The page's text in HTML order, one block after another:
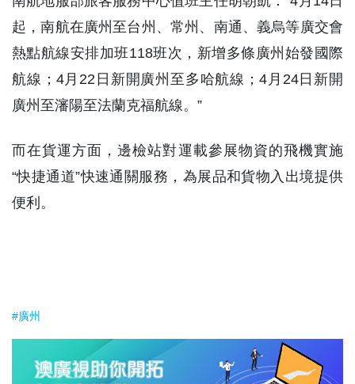
起，南航在廣州至台州、常州、南通、義烏等廣交會
熱點航線安排加班118班次，新增多條廣州始發國際
航線；4月22日新開廣州至多哈航線；4月24日新開
廣州至瀋陽至法蘭克福航線。”
而在貨運方面，邊檢站對運載參展物資的飛機實施
“快捷通道”快速通關服務，為展品和貨物入出境提供
便利。
#廣州